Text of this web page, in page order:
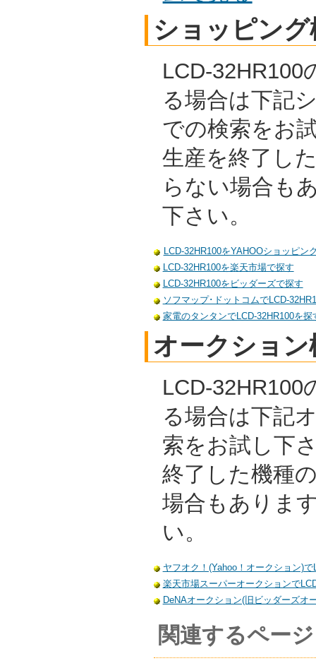
ショッピング
LCD-32HR100
る場合は下記
での検索をお
生産を終了し
らない場合も
下さい。
LCD-32HR100をYAHOOショッピン
LCD-32HR100を楽天市場で探す
LCD-32HR100をビッダーズで探す
ソフマップ･ドットコムでLCD-
家電のタンタンでLCD-32HR100を探
オークション
LCD-32HR100
る場合は下記
索をお試し下
終了した機種
場合もありま
い。
ヤフオク！(Yahoo！オークション)で
楽天市場スーパーオークションで
DeNAオークション(旧ビッダーズオ
関連するページ